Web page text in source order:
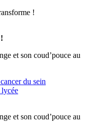
!
et son coud’pouce au
du sein
et son coud’pouce au